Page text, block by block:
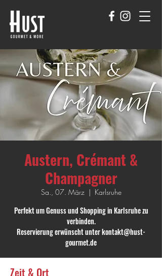
Austern, Crémant &
Champagner
Sa., 07. März
  |
Karlsruhe
Perfekt um Genuss und Shopping in Karlsruhe zu
verbinden.
Reservierung erwünscht unter kontakt@hust-
gourmet.de
Zeit & Ort